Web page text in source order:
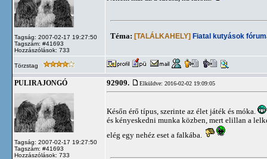
Tagság: 2007-02-17 19:27:50
Tagszám: #41693
Hozzászólások: 733
Téma: [TALÁLKAHELY] Fiatal kutyások
Törzstag
PULIRAJONGÓ
Tagság: 2007-02-17 19:27:50
Tagszám: #41693
Hozzászólások: 733
92909. Elküldve: 2016-02-02 19:09:05
Későn érő típus, szerinte az élet játék és móka.
és kényeskedni munka közben, mert elillan a
elég egy nehéz eset a falkába.